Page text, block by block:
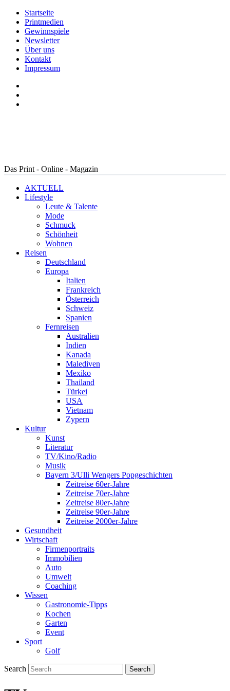
Startseite
Printmedien
Gewinnspiele
Newsletter
Über uns
Kontakt
Impressum
Das Print - Online - Magazin
AKTUELL
Lifestyle
Leute & Talente
Mode
Schmuck
Schönheit
Wohnen
Reisen
Deutschland
Europa
Italien
Frankreich
Österreich
Schweiz
Spanien
Fernreisen
Australien
Indien
Kanada
Malediven
Mexiko
Thailand
Türkei
USA
Vietnam
Zypern
Kultur
Kunst
Literatur
TV/Kino/Radio
Musik
Bayern 3/Ulli Wengers Popgeschichten
Zeitreise 60er-Jahre
Zeitreise 70er-Jahre
Zeitreise 80er-Jahre
Zeitreise 90er-Jahre
Zeitreise 2000er-Jahre
Gesundheit
Wirtschaft
Firmenportraits
Immobilien
Auto
Umwelt
Coaching
Wissen
Gastronomie-Tipps
Kochen
Garten
Event
Sport
Golf
Search